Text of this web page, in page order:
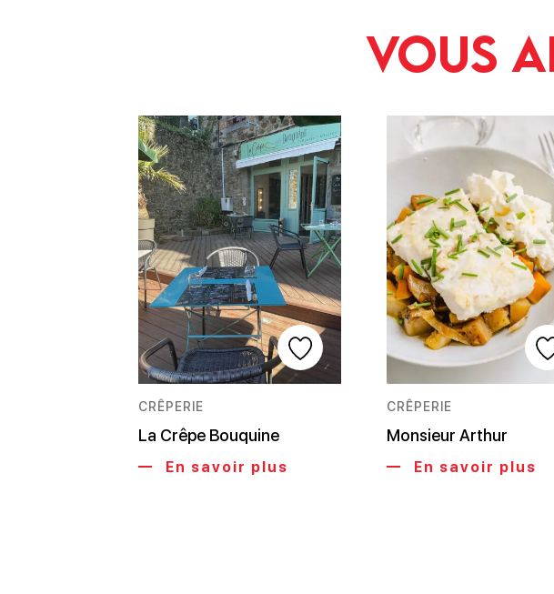
Vous
CRÊPERIE
La Crêpe Bouquine
En savoir plus
CRÊPERIE
Monsieur Arthur
En savoir plus